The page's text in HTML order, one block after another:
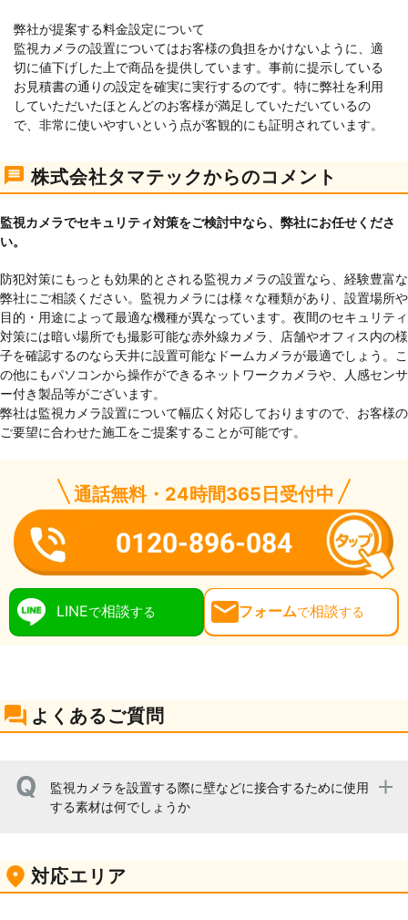
弊社が提案する料金設定について
監視カメラの設置についてはお客様の負担をかけないように、適
切に値下げした上で商品を提供しています。事前に提示している
お見積書の通りの設定を確実に実行するのです。特に弊社を利用
していただいたほとんどのお客様が満足していただいているの
で、非常に使いやすいという点が客観的にも証明されています。
株式会社タマテックからのコメント
監視カメラでセキュリティ対策をご検討中なら、弊社にお任せくださ
い。
防犯対策にもっとも効果的とされる監視カメラの設置なら、経験豊富な
弊社にご相談ください。監視カメラには様々な種類があり、設置場所や
目的・用途によって最適な機種が異なっています。夜間のセキュリティ
対策には暗い場所でも撮影可能な赤外線カメラ、店舗やオフィス内の様
子を確認するのなら天井に設置可能なドームカメラが最適でしょう。こ
の他にもパソコンから操作ができるネットワークカメラや、人感センサ
ー付き製品等がございます。
弊社は監視カメラ設置について幅広く対応しておりますので、お客様の
ご要望に合わせた施工をご提案することが可能です。
通話無料・24時間365日受付中
0120-896-084
LINEで相談する フォームで相談する
よくあるご質問
監視カメラを設置する際に壁などに接合するために使用
する素材は何でしょうか
が、金属製の場所であれば両面テープやネオジム磁石など
を活用して設置しています。
対応エリア